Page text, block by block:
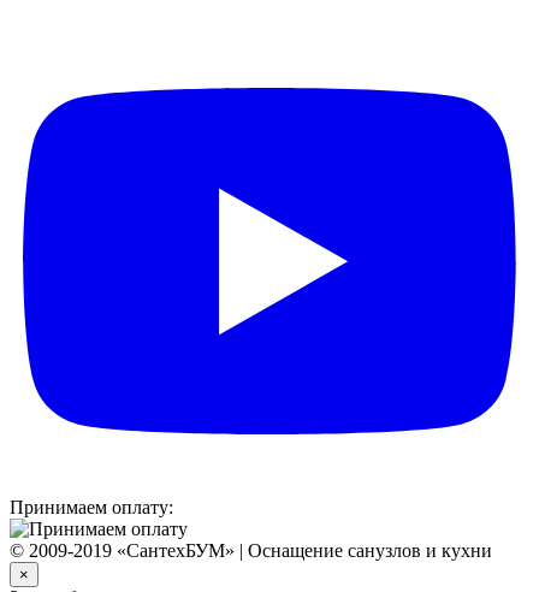
Принимаем оплату:
© 2009-2019 «СантехБУМ» | Оснащение санузлов и кухни
×